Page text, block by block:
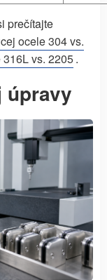
prečítajte
ocele 304 vs.
vs. 2205.
úpravy